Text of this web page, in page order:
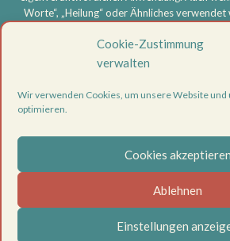
Cookie-Zustimmung
verwalten
Wir verwenden Cookies, um unsere Website und
optimieren.
Cookies akzeptieren
Ablehnen
Einstellungen
Worte“, „Heilung“ oder Ähnliches
getroffen und keine Heilversprechen
keine ärztliche, psychotherapeutische oder
psychischen Beschwerden oder ernsthaften
bitte an eine entsprechend qualifizierte
Datenschutzerklärung
Cookie-Richtlinie (EU)